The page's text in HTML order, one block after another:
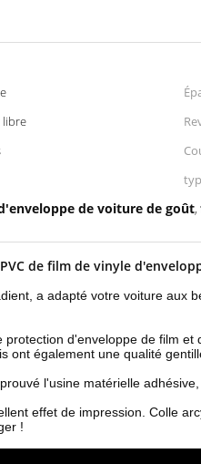
libre
de voiture de goût,
de film de vinyle
a adapté votre voiture
d'enveloppe de film
ont également une qualité
l'usine matérielle
effet de impression. Colle
!